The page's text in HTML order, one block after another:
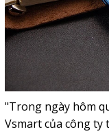
"Trong ngày hôm
Vsmart của công ty